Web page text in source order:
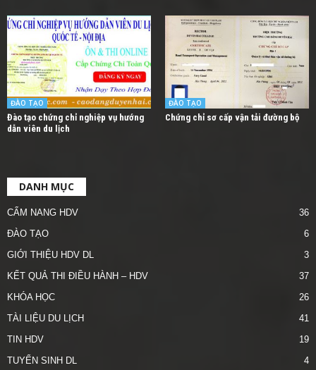
ĐÀO TẠO
Đào tạo chứng chỉ nghiệp vụ hướng
dẫn viên du lịch
ĐÀO TẠO
Chứng chỉ sơ cấp vận tải đường bộ
DANH MỤC
CẨM NANG HDV
36
ĐÀO TẠO
6
GIỚI THIỆU HDV DL
3
KẾT QUẢ THI ĐIỀU HÀNH – HDV
37
KHÓA HỌC
26
TÀI LIỆU DU LỊCH
41
TIN HDV
19
TUYỂN SINH DL
4